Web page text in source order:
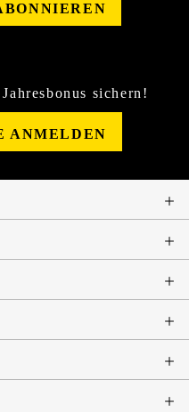
sichern!
ANMELDEN